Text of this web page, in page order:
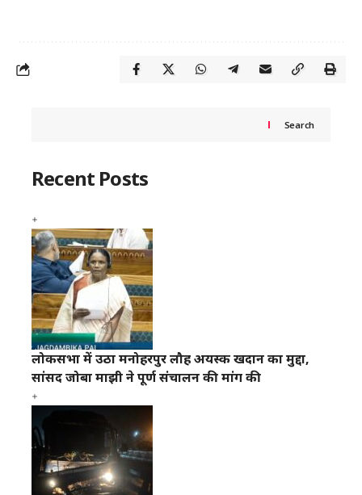
Search
Recent Posts
लोकसभा में उठा मनोहरपुर लौह अयस्क खदान का मुद्दा,
सांसद जोबा माझी ने पूर्ण संचालन की मांग की